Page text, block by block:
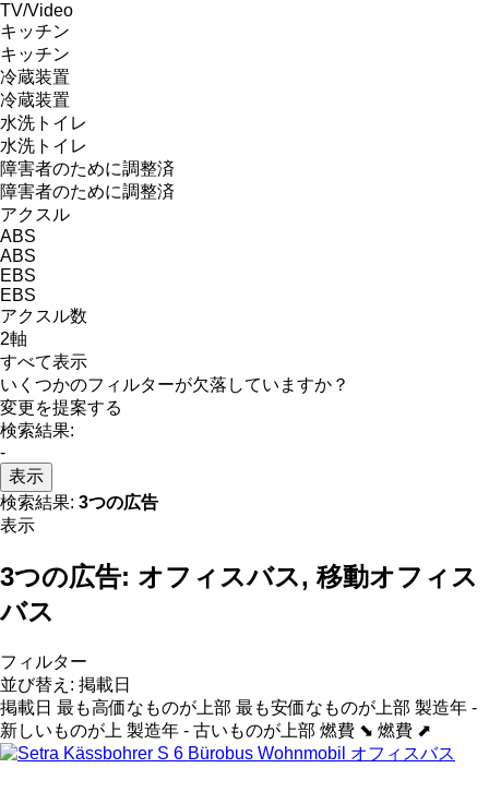
TV/Video
キッチン
キッチン
冷蔵装置
冷蔵装置
水洗トイレ
水洗トイレ
障害者のために調整済
障害者のために調整済
アクスル
ABS
ABS
EBS
EBS
アクスル数
2軸
すべて表示
いくつかのフィルターが欠落していますか？
変更を提案する
検索結果:
-
表示
検索結果: 3つの広告
表示
3つの広告: オフィスバス, 移動オフィス
バス
フィルター
並び替え : 掲載日
掲載日 最も高価なものが上部 最も安価なものが上部 製造年 -
新しいものが上 製造年 - 古いものが上部 燃費 ⬊ 燃費 ⬈